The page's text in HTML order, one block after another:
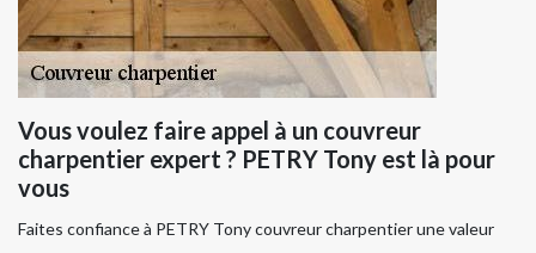
Vous voulez faire appel à un couvreur
charpentier expert ? PETRY Tony est là pour
vous
Faites confiance à PETRY Tony couvreur charpentier une valeur